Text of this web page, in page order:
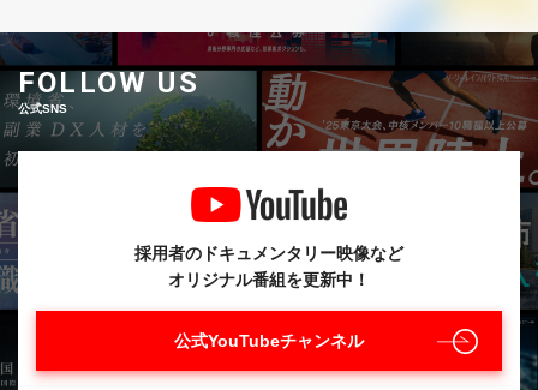
FOLLOW US
公式SNS
採用者のドキュメンタリー映像など
オリジナル番組を更新中！
公式YouTubeチャンネル